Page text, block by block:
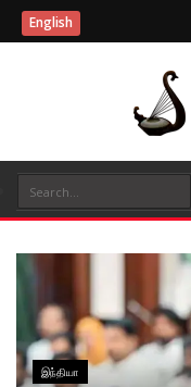
English
இந்தியா